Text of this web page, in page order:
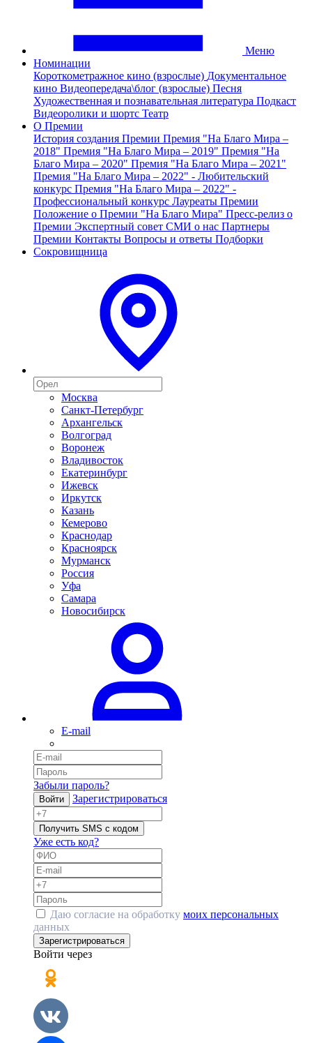
Меню
Номинации
Короткометражное кино (взрослые) Документальное
кино Видеопередача\блог (взрослые) Песня
Художественная и познавательная литература Подкаст
Видеоролики и шортс Театр
О Премии
История создания Премии Премия "На Благо Мира –
2018" Премия "На Благо Мира – 2019" Премия "На
Благо Мира – 2020" Премия "На Благо Мира – 2021"
Премия "На Благо Мира – 2022" - Любительский
конкурс Премия "На Благо Мира – 2022" -
Профессиональный конкурс Лауреаты Премии
Положение о Премии "На Благо Мира" Пресс-релиз о
Премии Экспертный совет СМИ о нас Партнеры
Премии Контакты Вопросы и ответы Подборки
Сокровищница
Москва
Санкт-Петербург
Архангельск
Волгоград
Воронеж
Владивосток
Екатеринбург
Ижевск
Иркутск
Казань
Кемерово
Краснодар
Красноярск
Мурманск
Россия
Уфа
Самара
Новосибирск
E-mail
Забыли пароль?
Войти Зарегистрироваться
Получить SMS с кодом
Уже есть код?
Даю согласие на обработку моих персональных
данных
Зарегистрироваться
Войти через